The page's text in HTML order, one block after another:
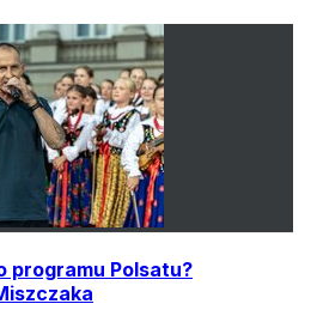
programu Polsatu?